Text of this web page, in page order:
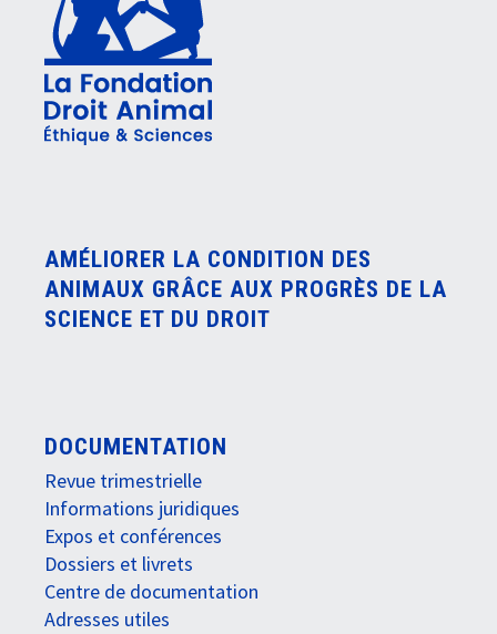
AMÉLIORER LA CONDITION DES
ANIMAUX GRÂCE AUX PROGRÈS DE LA
SCIENCE ET DU DROIT
DOCUMENTATION
Revue trimestrielle
Informations juridiques
Expos et conférences
Dossiers et livrets
Centre de documentation
Adresses utiles